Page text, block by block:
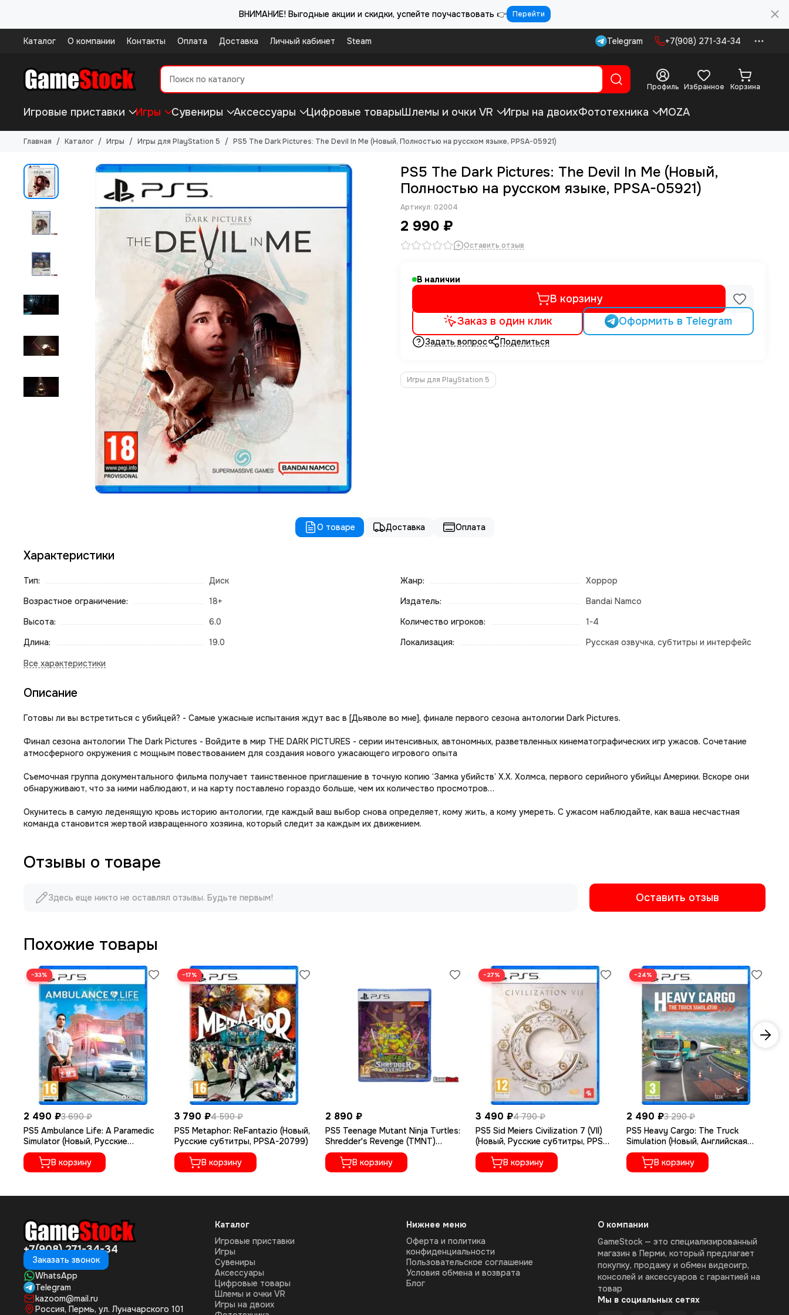
ВНИМАНИЕ! Выгодные акции и скидки, успейте поучаствовать 👉 Перейти
Каталог О компании Контакты Оплата Доставка Личный кабинет Steam Telegram +7(908) 271-34-34
Профиль Избранное Корзина
Игровые приставки Игры Сувениры Аксессуары Цифровые товарыШлемы и очки VR Игры на двоихФототехника MOZA
Главная Каталог Игры Игры для PlayStation 5 PS5 The Dark Pictures: The Devil In Me (Новый, Полностью на русском языке, PPSA-05921)
PS5 The Dark Pictures: The Devil In Me (Новый,
Полностью на русском языке, PPSA-05921)
Артикул: 02004
2 990 ₽
Оставить отзыв
В наличии
В корзину
Заказ в один клик
Оформить в Telegram
Задать вопрос Поделиться
Игры для PlayStation 5
О товаре Доставка Оплата
Характеристики
Тип:
Диск
Возрастное ограничение:
18+
Высота:
6.0
Длина:
19.0
Жанр:
Хоррор
Издатель:
Bandai Namco
Количество игроков:
1-4
Локализация:
Русская озвучка, субтитры и интерфейс
Описание
Готовы ли вы встретиться с убийцей? - Самые ужасные испытания ждут вас в [Дьяволе во мне], финале первого сезона антологии Dark Pictures.
Финал сезона антологии The Dark Pictures - Войдите в мир THE DARK PICTURES - серии интенсивных, автономных, разветвленных кинематографических игр ужасов. Сочетание
атмосферного окружения с мощным повествованием для создания нового ужасающего игрового опыта
Съемочная группа документального фильма получает таинственное приглашение в точную копию ‘Замка убийств’ Х.Х. Холмса, первого серийного убийцы Америки. Вскоре они
обнаруживают, что за ними наблюдают, и на карту поставлено гораздо больше, чем их количество просмотров…
Окунитесь в самую леденящую кровь историю антологии, где каждый ваш выбор снова определяет, кому жить, а кому умереть. С ужасом наблюдайте, как ваша несчастная
команда становится жертвой извращенного хозяина, который следит за каждым их движением.
Отзывы о товаре
Здесь еще никто не оставлял отзывы. Будьте первым! Оставить отзыв
Похожие товары
−33%
2 490 ₽3 690 ₽
PS5 Ambulance Life: A Paramedic
Simulator (Новый, Русские
субтитры, PPSA-15528)
В корзину
−17%
3 790 ₽4 590 ₽
PS5 Metaphor: ReFantazio (Новый,
Русские субтитры, PPSA-20799)
В корзину
2 890 ₽
PS5 Teenage Mutant Ninja Turtles:
Shredder's Revenge (TMNT)
(Новый, Английская версия,
PPSA-06731)
В корзину
−27%
3 490 ₽4 790 ₽
PS5 Sid Meiers Civilization 7 (VII)
(Новый, Русские субтитры, PPSA-
04203)
В корзину
−24%
2 490 ₽3 290 ₽
PS5 Heavy Cargo: The Truck
Simulation (Новый, Английская
версия, PPSA-18001)
В корзину
+7(908) 271-34-34
Заказать звонок
WhatsApp
Telegram
kazoom@mail.ru
Россия, Пермь, ул. Луначарского 101
Каталог
Игровые приставки
Игры
Сувениры
Аксессуары
Цифровые товары
Шлемы и очки VR
Игры на двоих
Нижнее меню
Оферта и политика
конфиденциальности
Пользовательское соглашение
Условия обмена и возврата
Блог
О компании
GameStock — это специализированный
магазин в Перми, который предлагает
покупку, продажу и обмен видеоигр,
консолей и аксессуаров с гарантией на
товар
Мы в социальных сетях